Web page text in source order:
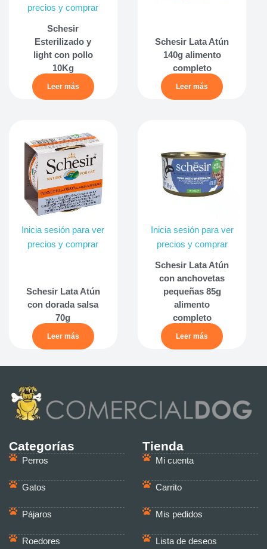
precios y comprar
Schesir
Esterilizado y
light con pollo
10Kg
Leer más
Schesir Lata Atún
140g alimento
completo
Leer más
Inicia sesión para ver
precios y comprar
Schesir Lata Atún
con dorada salsa
70g
Leer más
Inicia sesión para ver
precios y comprar
Schesir Lata Atún
con anchovetas
pequeñas 85g
alimento
completo
Leer más
Categorías
Perros
Gatos
Pájaros
Roedores
Tienda
Mi cuenta
Carrito
Mis pedidos
Lista de deseos